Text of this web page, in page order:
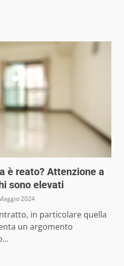
è reato? Attenzione a
sono elevati
2024
in particolare quella
un argomento